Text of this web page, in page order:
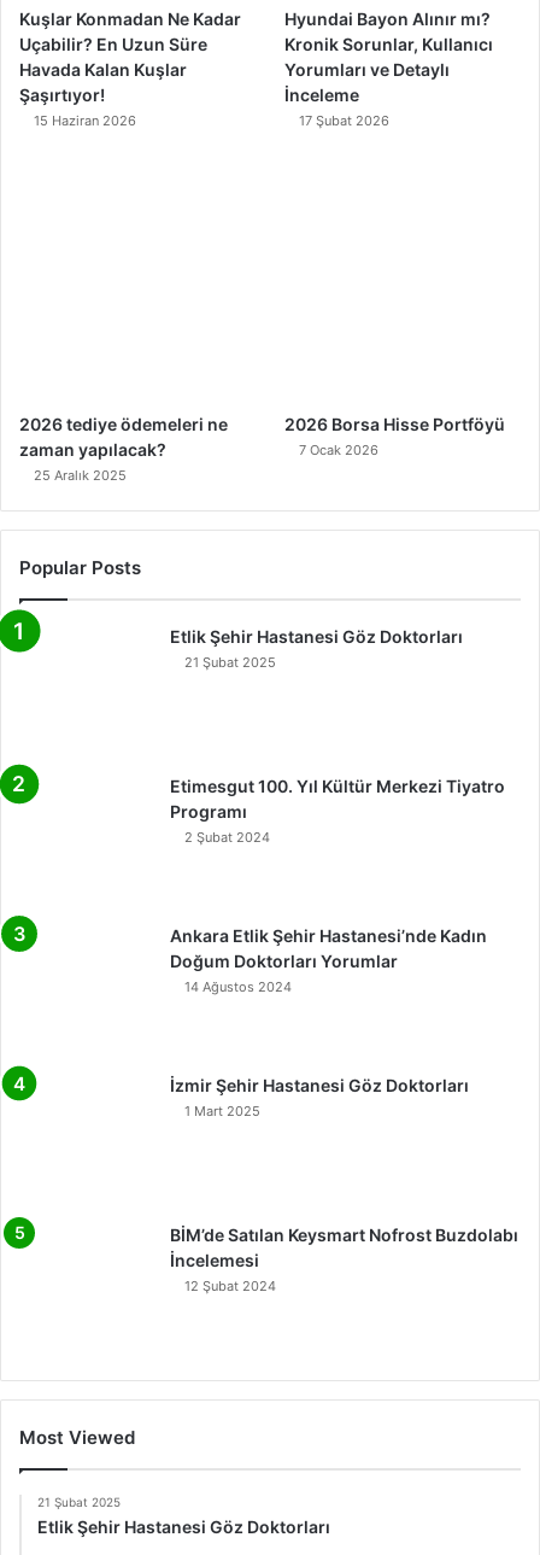
Kuşlar Konmadan Ne Kadar
Uçabilir? En Uzun Süre
Havada Kalan Kuşlar
Şaşırtıyor!
15 Haziran 2026
Hyundai Bayon Alınır mı?
Kronik Sorunlar, Kullanıcı
Yorumları ve Detaylı
İnceleme
17 Şubat 2026
2026 tediye ödemeleri ne
zaman yapılacak?
25 Aralık 2025
2026 Borsa Hisse Portföyü
7 Ocak 2026
Popular Posts
Etlik Şehir Hastanesi Göz Doktorları
21 Şubat 2025
Etimesgut 100. Yıl Kültür Merkezi Tiyatro
Programı
2 Şubat 2024
Ankara Etlik Şehir Hastanesi’nde Kadın
Doğum Doktorları Yorumlar
14 Ağustos 2024
İzmir Şehir Hastanesi Göz Doktorları
1 Mart 2025
BİM’de Satılan Keysmart Nofrost Buzdolabı
İncelemesi
12 Şubat 2024
Most Viewed
21 Şubat 2025
Etlik Şehir Hastanesi Göz Doktorları